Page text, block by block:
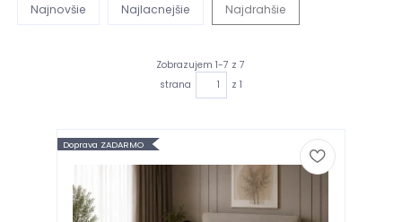
Najnovšie Najlacnejšie Najdrahšie
Zobrazujem 1-7 z 7
strana
z 1
Doprava ZADARMO